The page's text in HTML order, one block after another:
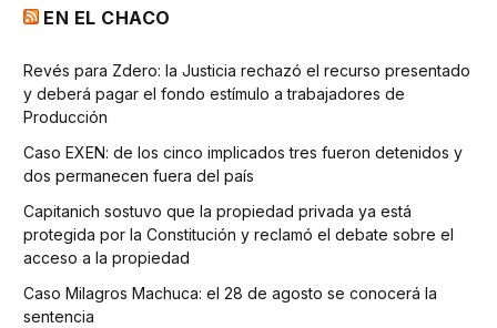
EN EL CHACO
Revés para Zdero: la Justicia rechazó el recurso presentado
y deberá pagar el fondo estímulo a trabajadores de
Producción
Caso EXEN: de los cinco implicados tres fueron detenidos y
dos permanecen fuera del país
Capitanich sostuvo que la propiedad privada ya está
protegida por la Constitución y reclamó el debate sobre el
acceso a la propiedad
Caso Milagros Machuca: el 28 de agosto se conocerá la
sentencia